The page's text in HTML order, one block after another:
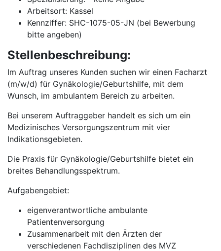
Arbeitsort: Kassel
Kennziffer: SHC-1075-05-JN (bei Bewerbung
bitte angeben)
Stellenbeschreibung:
Im Auftrag unseres Kunden suchen wir einen Facharzt
(m/w/d) für Gynäkologie/Geburtshilfe, mit dem
Wunsch, im ambulantem Bereich zu arbeiten.
Bei unserem Auftraggeber handelt es sich um ein
Medizinisches Versorgungszentrum mit vier
Indikationsgebieten.
Die Praxis für Gynäkologie/Geburtshilfe bietet ein
breites Behandlungsspektrum.
Aufgabengebiet:
eigenverantwortliche ambulante
Patientenversorgung
Zusammenarbeit mit den Ärzten der
verschiedenen Fachdisziplinen des MVZ